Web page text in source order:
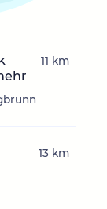
11 km
13 km